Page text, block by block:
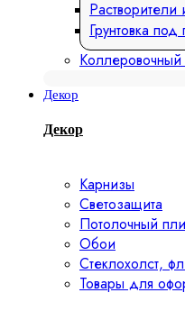
Растворители
Грунтовка под
Коллеровочный
Декор
Декор
Карнизы
Светозащита
Потолочный
Обои
Стеклохолст,
Товары для